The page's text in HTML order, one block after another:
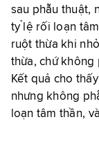
sau phẫu thuật,
tỷ lệ rối loạn
ruột thừa khi
thừa, chứ không
Kết quả cho
nhưng không
loạn tâm thần,